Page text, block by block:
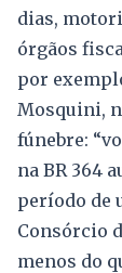
dias,
órgãos
por
Mosquini,
fúnebre:
na BR 364
período de
Consórcio
menos do